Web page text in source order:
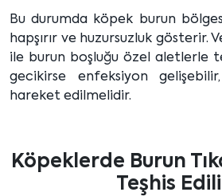
Bu durumda köpek burun
hapşırır ve huzursuzluk gösterir.
ile burun boşluğu özel aletlerle
gecikirse enfeksiyon
hareket edilmelidir.
Köpeklerde Burun
Teşhis